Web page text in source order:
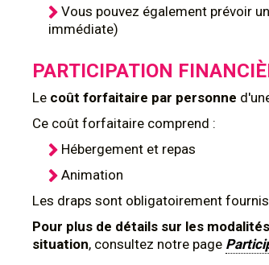
Vous pouvez également prévoir
immédiate)
PARTICIPATION
Le coût forfaitaire par personne
Ce coût forfaitaire comprend :
Hébergement et repas
Animation
Les draps sont obligatoirement
Pour plus de détails sur les
situation, consultez notre page